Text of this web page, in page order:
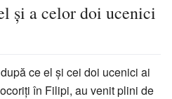
şi a celor doi ucenici
ce el şi cei doi ucenici ai
în Filipi, au venit plini de